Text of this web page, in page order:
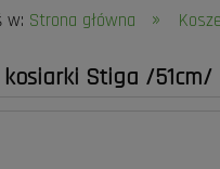
w: Strona główna »
kosiarki Stiga /51cm/